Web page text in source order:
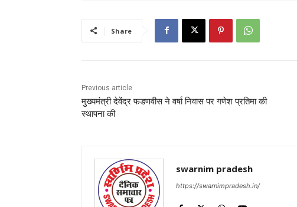
Share
Previous article
मुख्यमंत्री देवेंद्र फडणवीस ने वर्षा निवास पर गणेश प्रतिमा की
स्थापना की
swarnim pradesh
https://swarnimpradesh.in/